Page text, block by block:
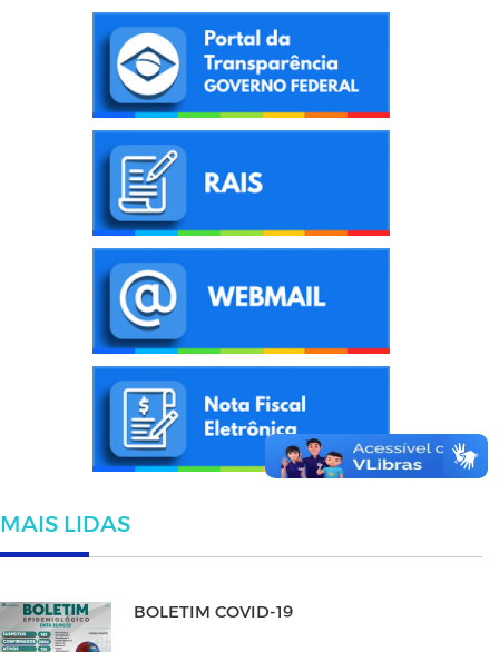
MAIS LIDAS
BOLETIM COVID-19